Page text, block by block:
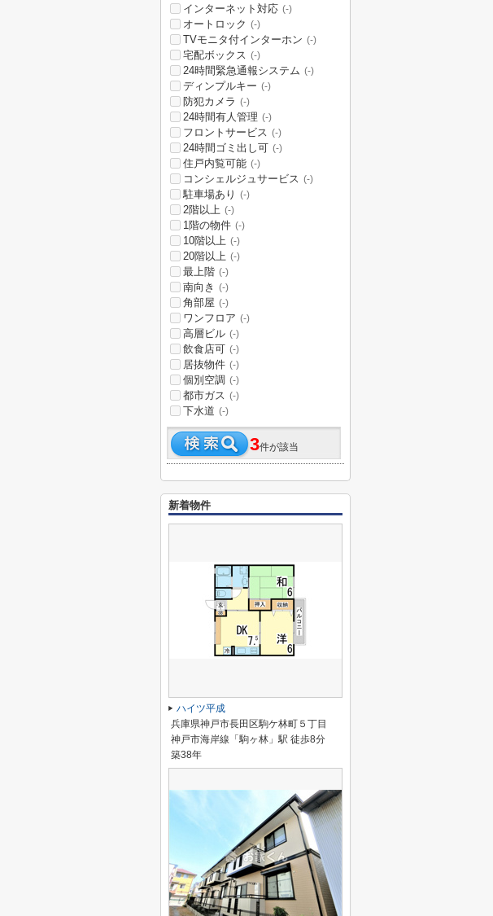
インターネット対応 (-)
オートロック (-)
TVモニタ付インターホン (-)
宅配ボックス (-)
24時間緊急通報システム (-)
ディンプルキー (-)
防犯カメラ (-)
24時間有人管理 (-)
フロントサービス (-)
24時間ゴミ出し可 (-)
住戸内覧可能 (-)
コンシェルジュサービス (-)
駐車場あり (-)
2階以上 (-)
1階の物件 (-)
10階以上 (-)
20階以上 (-)
最上階 (-)
南向き (-)
角部屋 (-)
ワンフロア (-)
高層ビル (-)
飲食店可 (-)
居抜物件 (-)
個別空調 (-)
都市ガス (-)
下水道 (-)
3件が該当
新着物件
ハイツ平成
兵庫県神戸市長田区駒ケ林町５丁目
神戸市海岸線「駒ヶ林」駅 徒歩8分
築38年